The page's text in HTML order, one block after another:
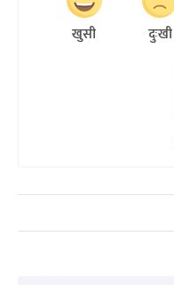
खुसी दुःखी